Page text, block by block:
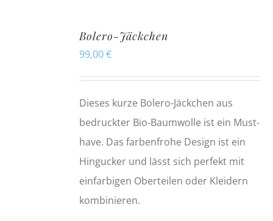
Bolero-Jäckchen
99,00€
Dieses kurze Bolero-Jäckchen aus
bedruckter Bio-Baumwolle ist ein Must-
have. Das farbenfrohe Design ist ein
Hingucker und lässt sich perfekt mit
einfarbigen Oberteilen oder Kleidern
kombinieren.